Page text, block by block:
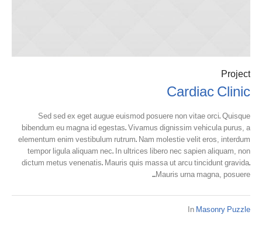
Project
Cardiac Clinic
Sed sed ex eget augue euismod posuere non vitae orci. Quisque
bibendum eu magna id egestas. Vivamus dignissim vehicula purus, a
elementum enim vestibulum rutrum. Nam molestie velit eros, interdum
tempor ligula aliquam nec. In ultrices libero nec sapien aliquam, non
dictum metus venenatis. Mauris quis massa ut arcu tincidunt gravida.
Mauris urna magna, posuere...
In Masonry Puzzle